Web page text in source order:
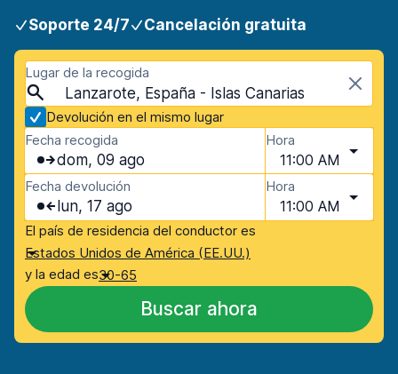
Soporte 24/7 Cancelación gratuita
Lugar de la recogida
Lanzarote, España - Islas Canarias
Devolución en el mismo lugar
Fecha recogida
dom, 09 ago
Hora
11:00 AM
Fecha devolución
lun, 17 ago
Hora
11:00 AM
El país de residencia del conductor es
Estados Unidos de América (EE.UU.)
y la edad es30-65
Buscar ahora